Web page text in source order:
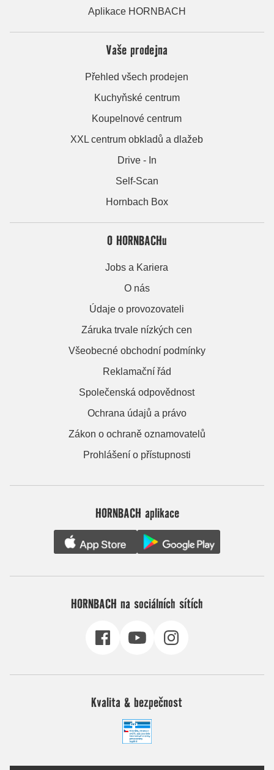
Aplikace HORNBACH
Vaše prodejna
Přehled všech prodejen
Kuchyňské centrum
Koupelnové centrum
XXL centrum obkladů a dlažeb
Drive - In
Self-Scan
Hornbach Box
O HORNBACHu
Jobs a Kariera
O nás
Údaje o provozovateli
Záruka trvale nízkých cen
Všeobecné obchodní podmínky
Reklamační řád
Společenská odpovědnost
Ochrana údajů a právo
Zákon o ochraně oznamovatelů
Prohlášení o přístupnosti
HORNBACH aplikace
HORNBACH na sociálních sítích
Kvalita & bezpečnost